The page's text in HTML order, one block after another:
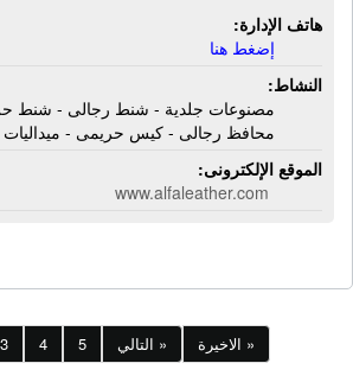
هاتف الإدارة:
إضغط هنا
النشاط:
مصنوعات جلدية - شنط رجالى - شنط
محافظ رجالى - كيس حريمى - ميداليات
الموقع الإلكترونى:
www.alfaleather.com
3 4 5 التالي » الاخيرة »